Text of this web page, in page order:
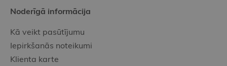
Noderīgā informācija
Kā veikt pasūtījumu
Iepirkšanās noteikumi
Klienta karte